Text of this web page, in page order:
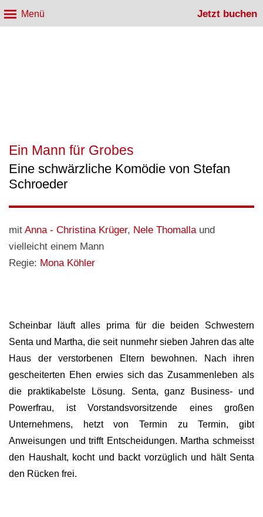
Menü Jetzt buchen
Ein Mann für Grobes
Eine schwärzliche Komödie von Stefan
Schroeder
mit Anna - Christina Krüger, Nele Thomalla und
vielleicht einem Mann
Regie: Mona Köhler
Scheinbar läuft alles prima für die beiden Schwestern
Senta und Martha, die seit nunmehr sieben Jahren das alte
Haus der verstorbenen Eltern bewohnen. Nach ihren
gescheiterten Ehen erwies sich das Zusammenleben als
die praktikabelste Lösung. Senta, ganz Business- und
Powerfrau, ist Vorstandsvorsitzende eines großen
Unternehmens, hetzt von Termin zu Termin, gibt
Anweisungen und trifft Entscheidungen. Martha schmeisst
den Haushalt, kocht und backt vorzüglich und hält Senta
den Rücken frei.